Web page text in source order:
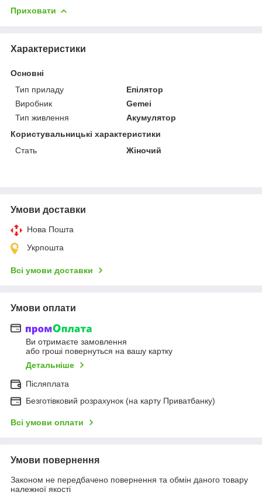
Приховати
Характеристики
Основні
Тип приладу
Епілятор
Виробник
Gemei
Тип живлення
Акумулятор
Користувальницькі характеристики
Стать
Жіночий
Умови доставки
Нова Пошта
Укрпошта
Всі умови доставки
Умови оплати
Ви отримаєте замовлення
або гроші повернуться на вашу картку
Детальніше
Післяплата
Безготівковий розрахунок (на карту Приватбанку)
Всі умови оплати
Умови повернення
Законом не передбачено повернення та обмін даного товару
належної якості